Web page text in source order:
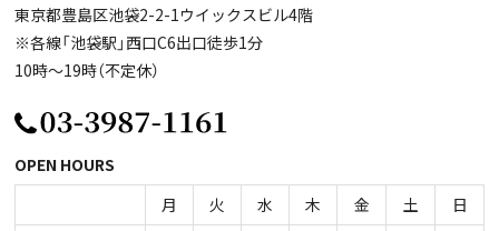
東京都豊島区池袋2-2-1ウイックスビル4階
※各線「池袋駅」西口C6出口徒歩1分
10時～19時（不定休）
OPEN HOURS
月
火 水 木 金 土
日